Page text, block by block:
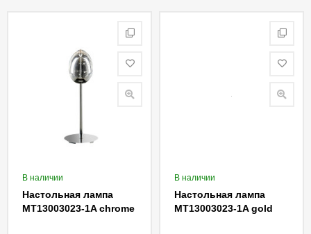
В наличии
Настольная лампа
MT13003023-1A chrome
В наличии
Настольная лампа
MT13003023-1A gold